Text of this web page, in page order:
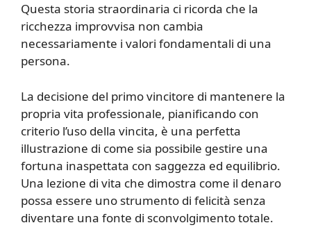
Questa storia straordinaria ci ricorda che la
ricchezza improvvisa non cambia
necessariamente i valori fondamentali di una
persona.
La decisione del primo vincitore di mantenere la
propria vita professionale, pianificando con
criterio l’uso della vincita, è una perfetta
illustrazione di come sia possibile gestire una
fortuna inaspettata con saggezza ed equilibrio.
Una lezione di vita che dimostra come il denaro
possa essere uno strumento di felicità senza
diventare una fonte di sconvolgimento totale.